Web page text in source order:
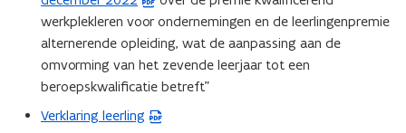
n
n
i
e
n
i
e
u
w
o
p
e
n
t
i
a
n
d
o
e
D
F
b
e
s
werkplekleren voor ondernemingen en de leerlingenpremie
alternerende opleiding, wat de aanpassing aan de
omvorming van het zevende leerjaar tot een
beroepskwalificatie betreft”
Verklaring leerling
(